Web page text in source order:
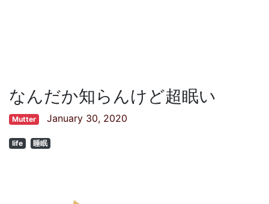
なんだか知らんけど超眠い
Mutter January 30, 2020
life 睡眠